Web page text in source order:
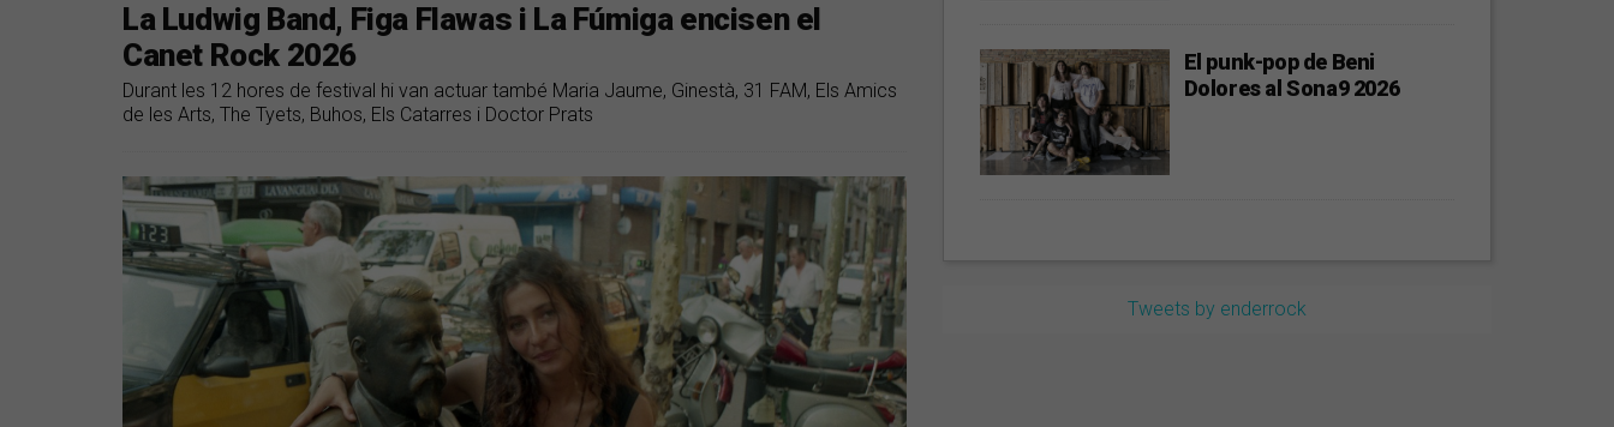
La Ludwig Band, Figa Flawas i La Fúmiga encisen el
Canet Rock 2026
Durant les 12 hores de festival hi van actuar també Maria Jaume, Ginestà, 31 FAM, Els Amics
de les Arts, The Tyets, Buhos, Els Catarres i Doctor Prats
El punk-pop de Beni
Dolores al Sona9 2026
Tweets by enderrock